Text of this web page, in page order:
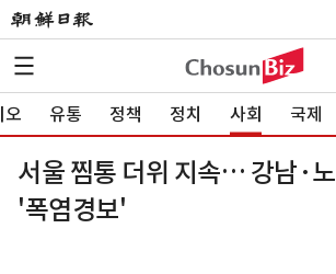
오 유통 정책 정치 사회 국제
서울 찜통 더위 지속… 강남·
'폭염경보'